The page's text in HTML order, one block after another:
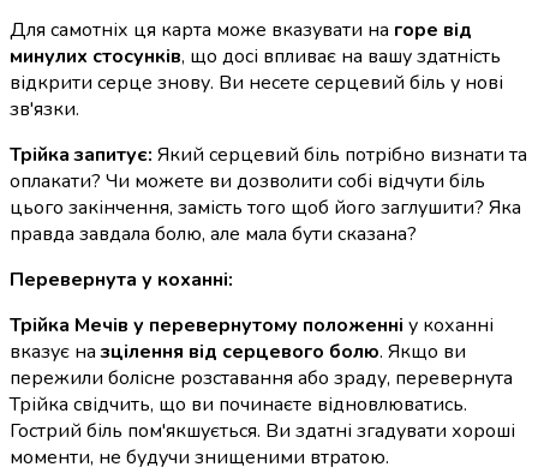
Для самотніх ця карта може вказувати на горе від
минулих стосунків, що досі впливає на вашу здатність
відкрити серце знову. Ви несете серцевий біль у нові
зв'язки.
Трійка запитує: Який серцевий біль потрібно визнати та
оплакати? Чи можете ви дозволити собі відчути біль
цього закінчення, замість того щоб його заглушити? Яка
правда завдала болю, але мала бути сказана?
Перевернута у коханні:
Трійка Мечів у перевернутому положенні у коханні
вказує назцілення від серцевого болю. Якщо ви
пережили болісне розставання або зраду, перевернута
Трійка свідчить, що ви починаєте відновлюватись.
Гострий біль пом'якшується. Ви здатні згадувати хороші
моменти, не будучи знищеними втратою.